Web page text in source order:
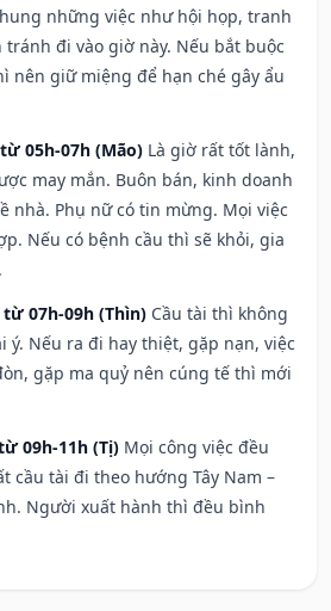
những việc như hội họp, tranh
đi vào giờ này. Nếu bắt buộc
nên giữ miệng để hạn ché gây ẩu
05h-07h (Mão) Là giờ rất tốt lành,
may mắn. Buôn bán, kinh doanh
nhà. Phụ nữ có tin mừng. Mọi việc
Nếu có bệnh cầu thì sẽ khỏi, gia
từ 07h-09h (Thìn) Cầu tài thì không
ý. Nếu ra đi hay thiệt, gặp nạn, việc
gặp ma quỷ nên cúng tế thì mới
09h-11h (Tị) Mọi công việc đều
cầu tài đi theo hướng Tây Nam –
Người xuất hành thì đều bình